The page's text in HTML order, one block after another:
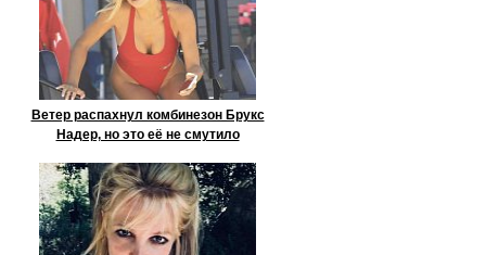
Ветер распахнул комбинезон Брукс
Надер, но это её не смутило